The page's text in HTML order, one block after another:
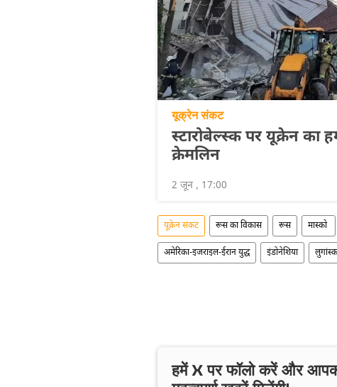
यूक्रेन संकट
स्टारोबेल्स्क पर यूक्रेन
क्रेमलिन
2 जून , 17:00
यूक्रेन संकट रूस का विकास रूस मास्को
अमेरिका-इजराइल-ईरान युद्ध इंडोनेशिया
हमें X पर फॉलो करें और